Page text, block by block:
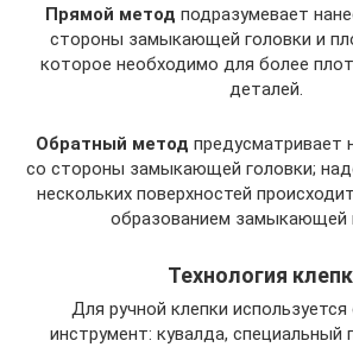
Прямой метод подразумевает
стороны замыкающей головки и
которое необходимо для более
деталей.
Обратный метод предусматривает
со стороны замыкающей головки;
нескольких поверхностей
образованием замыкающей
Технология
Для ручной клепки
инструмент: кувалда, специальный